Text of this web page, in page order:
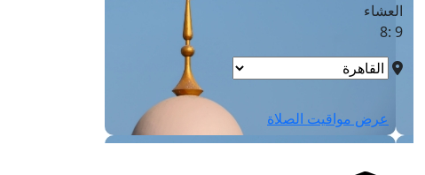
العشاء
9 :8
عرض مواقيت الصلاة